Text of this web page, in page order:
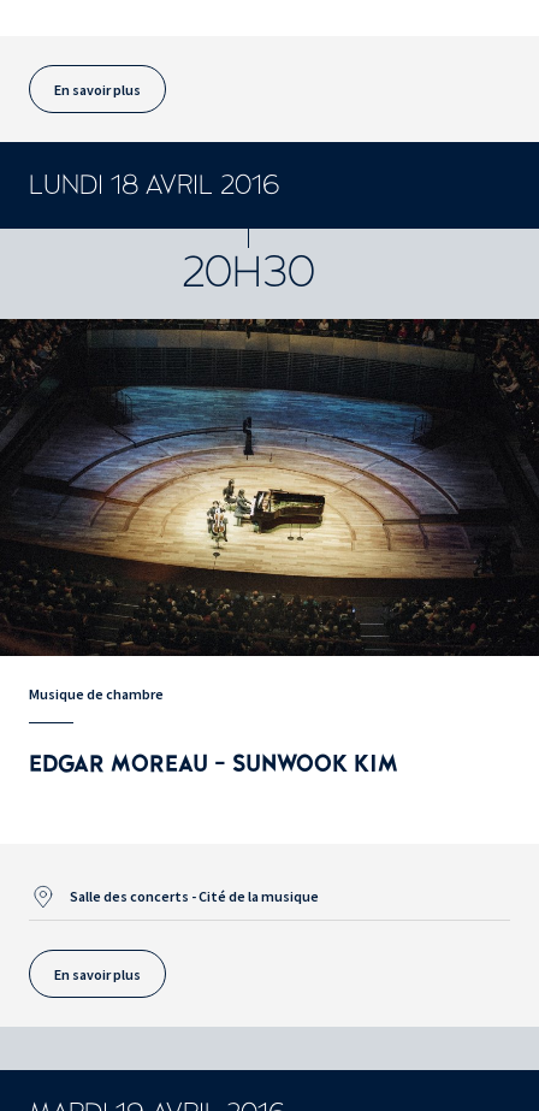
En savoir plus
LUNDI 18 AVRIL 2016
20H30
Musique de chambre
EDGAR MOREAU - SUNWOOK KIM
Salle des concerts - Cité de la musique
En savoir plus